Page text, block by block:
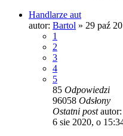
Handlarze aut
autor: Bartol » 29 paź
1
2
3
4
5
85 Odpowiedzi
96058 Odsłony
Ostatni postautor:
6 sie 2020, o